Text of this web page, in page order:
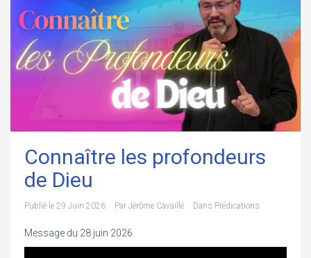
Connaître les profondeurs
de Dieu
Publié le 29 Juin 2026 Par Jérôme Cavaillé Dans Prédications
Message du 28 juin 2026